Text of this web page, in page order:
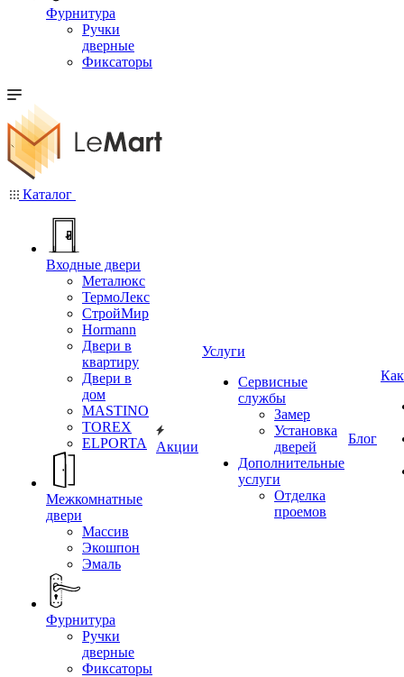
Фурнитура
Ручки
дверные
Фиксаторы
Каталог
Входные двери
Металюкс
ТермоЛекс
СтройМир
Hormann
Двери в
квартиру
Двери в
дом
MASTINO
TOREX
ELPORTA
Межкомнатные
двери
Массив
Экошпон
Эмаль
Фурнитура
Ручки
дверные
Фиксаторы
Акции
Услуги
Сервисные
службы
Замер
Установка
дверей
Дополнительные
услуги
Отделка
проемов
Блог